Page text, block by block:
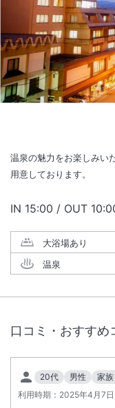
温泉の魅力をお楽しみい
用意しております。
IN チェックイン
15:00 / OUT チェ
大浴場あり
温泉
口コミ・おすすめ
20代 男性
家族
利用時期： 2025年4月7日